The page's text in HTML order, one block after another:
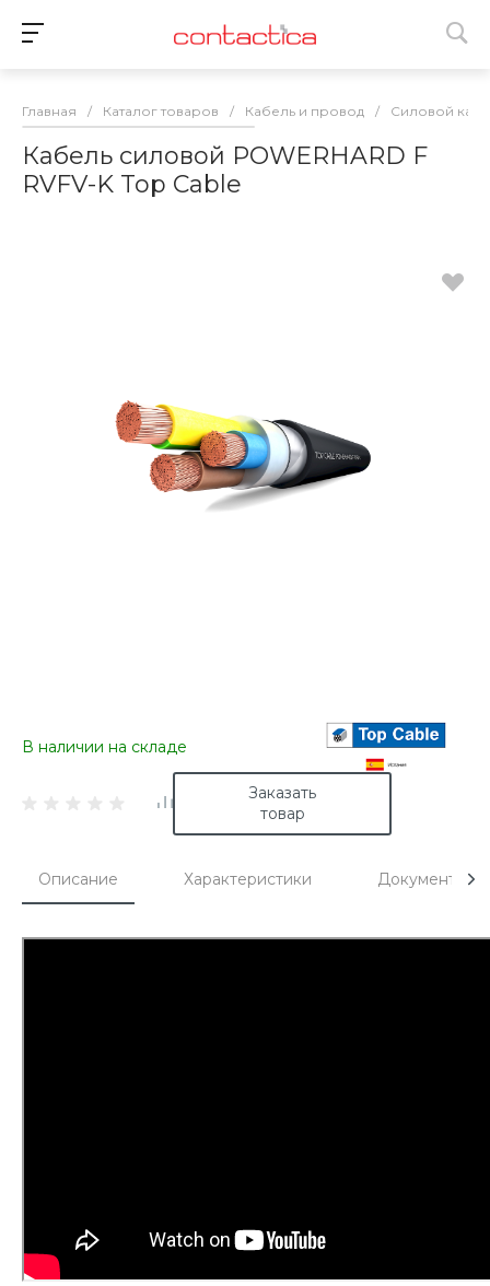
Главная / Каталог товаров / Кабель и провод / Силовой
Кабель силовой POWERHARD F
RVFV-K Top Cable
В наличии на складе
Заказать
товар
Описание Характеристики Документы